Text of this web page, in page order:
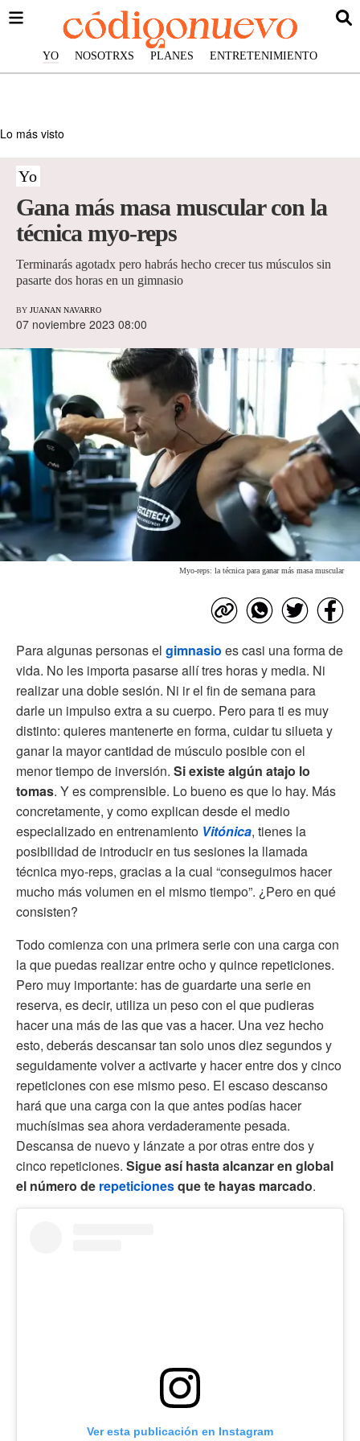
YO NOSOTRXS PLANES ENTRETENIMIENTO
Lo más visto
Yo
Gana más masa muscular con la
técnica myo-reps
Terminarás agotadx pero habrás hecho crecer tus músculos sin
pasarte dos horas en un gimnasio
BY JUANAN NAVARRO
07 noviembre 2023 08:00
Myo-reps: la técnica para ganar más masa muscular
Para algunas personas el gimnasio es casi una forma de
vida. No les importa pasarse allí tres horas y media. Ni
realizar una doble sesión. Ni ir el fin de semana para
darle un impulso extra a su cuerpo. Pero para ti es muy
distinto: quieres mantenerte en forma, cuidar tu silueta y
ganar la mayor cantidad de músculo posible con el
menor tiempo de inversión. Si existe algún atajo lo
tomas. Y es comprensible. Lo bueno es que lo hay. Más
concretamente, y como explican desde el medio
especializado en entrenamiento Vitónica, tienes la
posibilidad de introducir en tus sesiones la llamada
técnica myo-reps, gracias a la cual “conseguimos hacer
mucho más volumen en el mismo tiempo”. ¿Pero en qué
consisten?
Todo comienza con una primera serie con una carga con
la que puedas realizar entre ocho y quince repeticiones.
Pero muy importante: has de guardarte una serie en
reserva, es decir, utiliza un peso con el que pudieras
hacer una más de las que vas a hacer. Una vez hecho
esto, deberás descansar tan solo unos diez segundos y
seguidamente volver a activarte y hacer entre dos y cinco
repeticiones con ese mismo peso. El escaso descanso
hará que una carga con la que antes podías hacer
muchísimas sea ahora verdaderamente pesada.
Descansa de nuevo y lánzate a por otras entre dos y
cinco repeticiones. Sigue así hasta alcanzar en global
el número de repeticionesque te hayas marcado.
Ver esta publicación en Instagram